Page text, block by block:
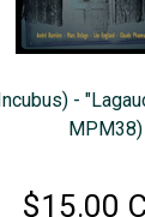
-
MPM38)
$15.00